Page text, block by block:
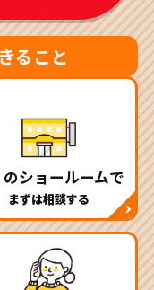
ること
ショールームで
まずは相談する